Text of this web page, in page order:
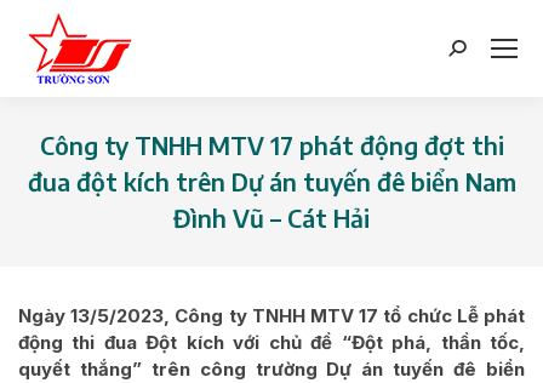
Search:
Công ty TNHH MTV 17 phát động đợt thi
đua đột kích trên Dự án tuyến đê biển Nam
Đình Vũ – Cát Hải
Ngày 13/5/2023, Công ty TNHH MTV 17 tổ chức Lễ phát
động thi đua Đột kích với chủ đề “Đột phá, thần tốc,
quyết thắng” trên công trường Dự án tuyến đê biển